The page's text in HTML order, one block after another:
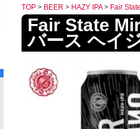
TOP > BEER > HAZY IPA> Fair
Fair State
バース ヘイ